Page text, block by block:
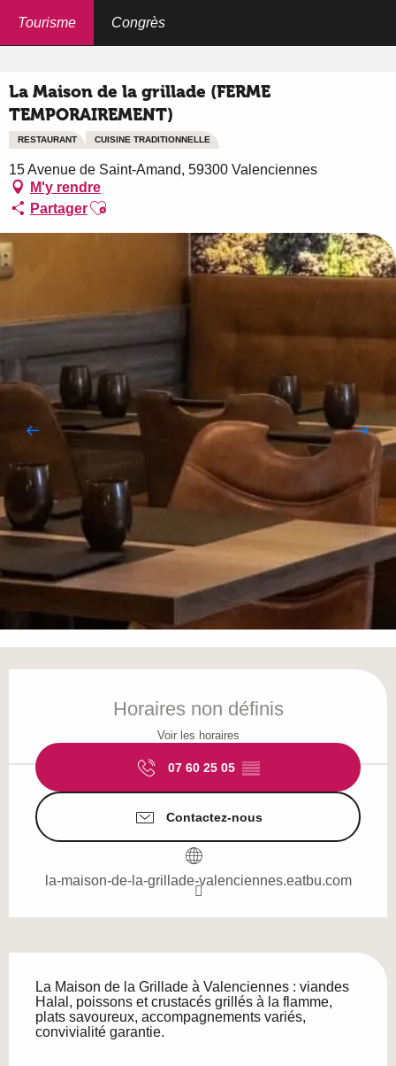
Tourisme Congrès
La Maison de la grillade (FERME
TEMPORAIREMENT)
RESTAURANT CUISINE TRADITIONNELLE
15 Avenue de Saint-Amand, 59300 Valenciennes
M'y rendre
PartagerAjouter aux favoris
Horaires non définis
Voir les horaires
07 60 25 05 ▒▒
Contactez-nous
la-maison-de-la-grillade-valenciennes.eatbu.com
La Maison de la Grillade à Valenciennes : viandes
Halal, poissons et crustacés grillés à la flamme,
plats savoureux, accompagnements variés,
convivialité garantie.